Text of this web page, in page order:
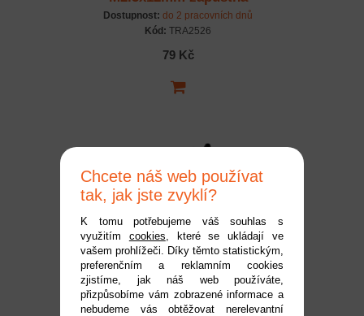
hlava (6)
Dostupnost: do 2 pracovních dnů
Kód: TRA2526
79 Kč
Traxxas kulový čep (8)
Dostupnost:
do 2 pracovních dnů
Kód: TRA7059
Chcete náš web používat
tak, jak jste zvyklí?
K tomu potřebujeme váš souhlas s
využitím cookies, které se ukládají ve
vašem prohlížeči. Díky těmto statistickým,
preferenčním a reklamním cookies
zjistíme, jak náš web používáte,
přizpůsobíme vám zobrazené informace a
nebudeme vás obtěžovat nerelevantní